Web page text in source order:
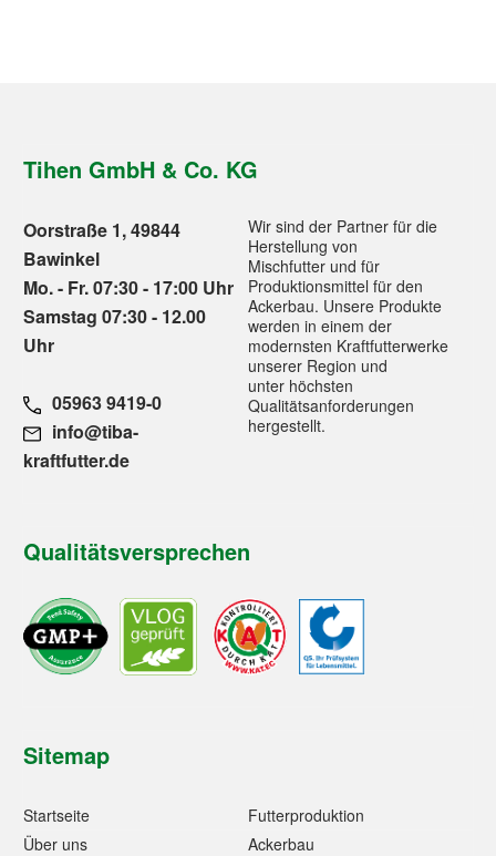
Tihen GmbH & Co. KG
Oorstraße 1, 49844
Bawinkel
Mo. - Fr. 07:30 - 17:00 Uhr
Samstag 07:30 - 12.00
Uhr
05963 9419-0
info@tiba-
kraftfutter.de
Wir sind der Partner für die
Herstellung von
Mischfutter und für
Produktionsmittel für den
Ackerbau. Unsere Produkte
werden in einem der
modernsten Kraftfutterwerke
unserer Region und
unter höchsten
Qualitätsanforderungen
hergestellt.
Qualitätsversprechen
Sitemap
Startseite
Über uns
Futterproduktion
Ackerbau